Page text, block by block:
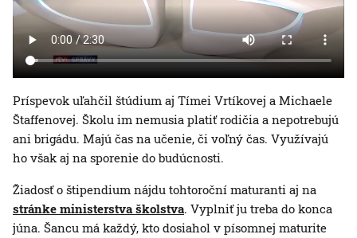
Príspevok uľahčil štúdium aj Tímei Vrtíkovej a Michaele
Štaffenovej. Školu im nemusia platiť rodičia a nepotrebujú
ani brigádu. Majú čas na učenie, či voľný čas. Využívajú
ho však aj na sporenie do budúcnosti.
Žiadosť o štipendium nájdu tohtoroční maturanti aj na
stránke ministerstva školstva. Vyplniť ju treba do konca
júna. Šancu má každý, kto dosiahol v písomnej maturite